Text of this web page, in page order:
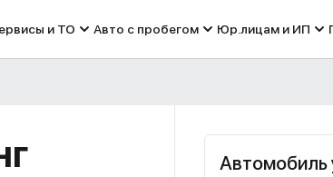
и ТО Авто с пробегом Юр.лицам и ИП